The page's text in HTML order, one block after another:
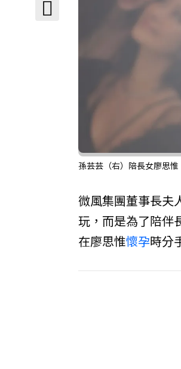
孫芸芸（右）陪長女廖思
微風集團董事長夫
玩，而是為了陪伴
在廖思惟懷孕時分